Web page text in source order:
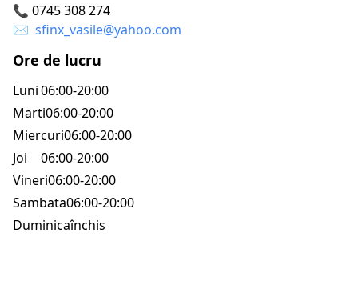
📞 0745 308 274
✉️ sfinx_vasile@yahoo.com
Ore de lucru
Luni06:00-20:00
Marti06:00-20:00
Miercuri06:00-20:00
Joi
06:00-20:00
Vineri06:00-20:00
Sambata06:00-20:00
Duminicaînchis